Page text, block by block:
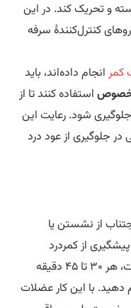
تحریک کند. در این
کنترل‌کنندهٔ سرفه
انجام داده‌اند، باید
استفاده کنند تا از
شود. رعایت این
از عود درد
از نشستن یا
از کمردرد
هستند. اگر کار شما پشت‌میزنشینی است، هر ۳۰ تا ۴۵ دقیقه
با این کار عضلات